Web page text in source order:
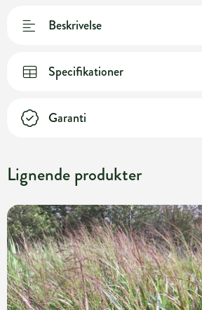
Beskrivelse
Specifikationer
Garanti
Lignende produkter